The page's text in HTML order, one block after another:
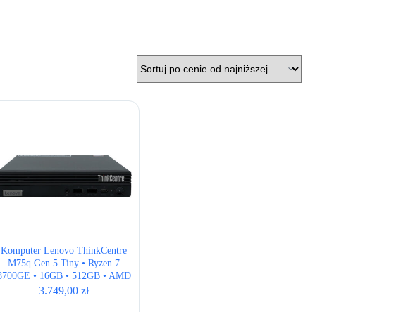
Komputer Lenovo ThinkCentre
M75q Gen 5 Tiny • Ryzen 7
• 16GB • 512GB • AMD
Radeon 780M • BOX NEW
3.749,00zł